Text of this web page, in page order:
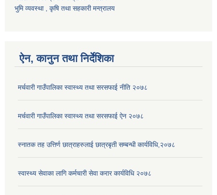
भुमि व्यवस्था , कृषि तथा सहकारी मन्त्रालय
ऐन, कानुन तथा निर्देशिका
मर्चवारी गाउँपालिका स्वास्थ्य तथा सरसफाई नीति २०७८
मर्चवारी गाउँपालिका स्वास्थ्य तथा सरसफाई ऐन २०७८
स्नातक तह उत्तिर्ण छात्राहरुलाई छात्रबृती सम्बन्धी कार्यविधि,२०७८
स्वास्थ्य सेवाका लागि कर्मचारी सेवा करार कार्यविधि २०७८